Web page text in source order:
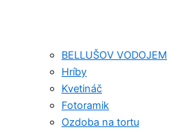
BELLUŠOV VODOJEM
Hríby
Kvetináč
Fotoramik
Ozdoba na tortu